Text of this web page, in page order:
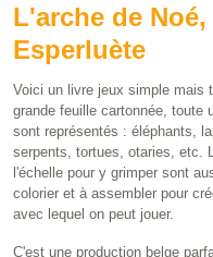
L'arche de
Esperluète
Voici un livre jeux simple mais
grande feuille cartonnée, toute
sont représentés : éléphants,
serpents, tortues, otaries, etc.
l'échelle pour y grimper sont
colorier et à assembler pour
avec lequel on peut jouer.
C'est une production belge